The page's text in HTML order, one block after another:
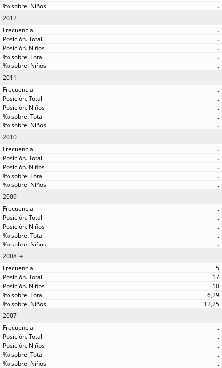
..
2012
..
..
..
..
..
2011
..
..
..
..
..
2010
..
..
..
..
..
2009
..
..
..
..
..
2008
5
17
10
6,29
12,25
2007
..
..
..
..
..